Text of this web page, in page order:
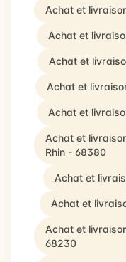
Achat et
Achat et
Achat et
Achat et
Achat et
Achat et
Rhin - 68380
Achat et
Achat et
Achat et
68230